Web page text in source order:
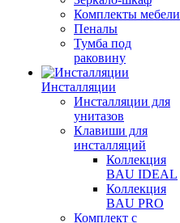
Комплекты мебели
Пеналы
Тумба под
раковину
Инсталляции
Инсталляции для
унитазов
Клавиши для
инсталляций
Коллекция
BAU IDEAL
Коллекция
BAU PRO
Комплект с